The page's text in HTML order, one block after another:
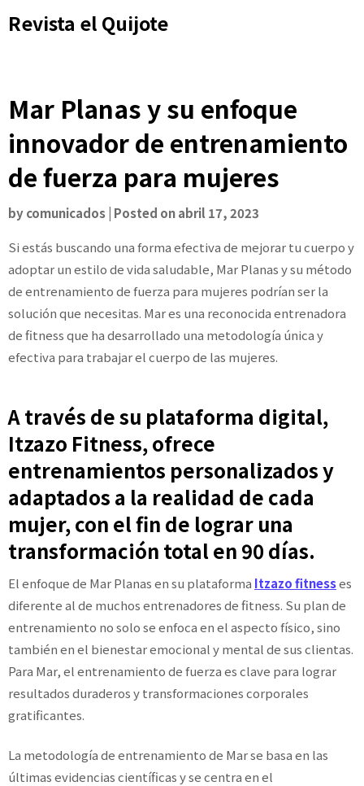
toRevista el Quijote
Mar Planas y su enfoque
innovador de entrenamiento
de fuerza para mujeres
bycomunicados Posted onabril 17, 2023
Si estás buscando una forma efectiva de mejorar tu cuerpo y
adoptar un estilo de vida saludable, Mar Planas y su método
de entrenamiento de fuerza para mujeres podrían ser la
solución que necesitas. Mar es una reconocida entrenadora
de fitness que ha desarrollado una metodología única y
efectiva para trabajar el cuerpo de las mujeres.
A través de su plataforma digital,
Itzazo Fitness, ofrece
entrenamientos personalizados y
adaptados a la realidad de cada
mujer, con el fin de lograr una
transformación total en 90 días.
El enfoque de Mar Planas en su plataforma Itzazo fitnesses
diferente al de muchos entrenadores de fitness. Su plan de
entrenamiento no solo se enfoca en el aspecto físico, sino
también en el bienestar emocional y mental de sus clientas.
Para Mar, el entrenamiento de fuerza es clave para lograr
resultados duraderos y transformaciones corporales
gratificantes.
La metodología de entrenamiento de Mar se basa en las
últimas evidencias científicas y se centra en el